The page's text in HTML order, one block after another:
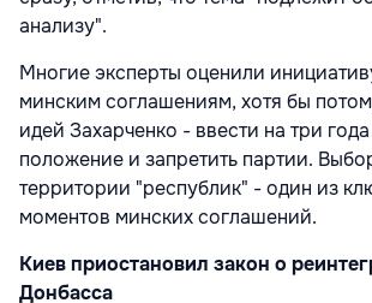
анализу".
Многие эксперты оценили
минским соглашениям, хотя бы
идей Захарченко - ввести на три
положение и запретить партии.
территории "республик" - один из
моментов минских соглашений.
Киев приостановил закон о
Донбасса